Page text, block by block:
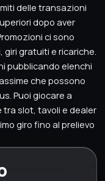
delle transazioni
dopo aver
ci sono
giri gratuiti e ricariche.
pubblicando elenchi
che possono
Puoi giocare a
tra slot, tavoli e dealer
giro fino al prelievo